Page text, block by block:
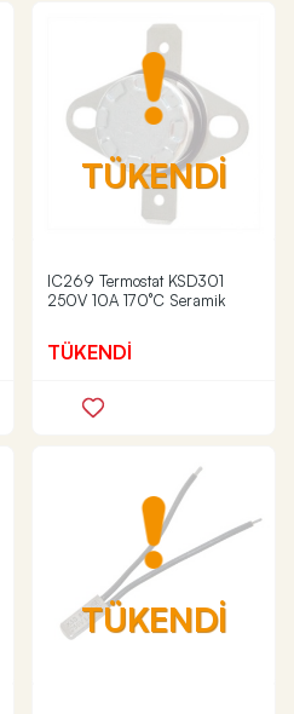
TÜKENDİ
IC269 Termostat KSD301
250V 10A 170°C Seramik
TÜKENDİ
TÜKENDİ